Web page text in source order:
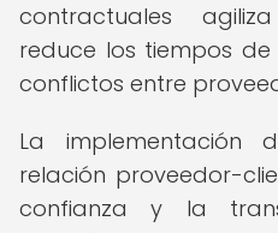
contractuales
reduce los tiempos
conflictos entre
La implementación
relación proveedor-
confianza y la